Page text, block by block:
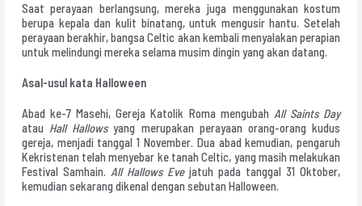
Saat perayaan berlangsung, mereka juga menggunakan kostum
berupa kepala dan kulit binatang, untuk mengusir hantu. Setelah
perayaan berakhir, bangsa Celtic akan kembali menyalakan perapian
untuk melindungi mereka selama musim dingin yang akan datang.
Asal-usul kata Halloween
Abad ke-7 Masehi, Gereja Katolik Roma mengubah All Saints Day
atau Hall Hallowsyang merupakan perayaan orang-orang kudus
gereja, menjadi tanggal 1 November. Dua abad kemudian, pengaruh
Kekristenan telah menyebar ke tanah Celtic, yang masih melakukan
Festival Samhain. All Hallows Evejatuh pada tanggal 31 Oktober,
kemudian sekarang dikenal dengan sebutan Halloween.